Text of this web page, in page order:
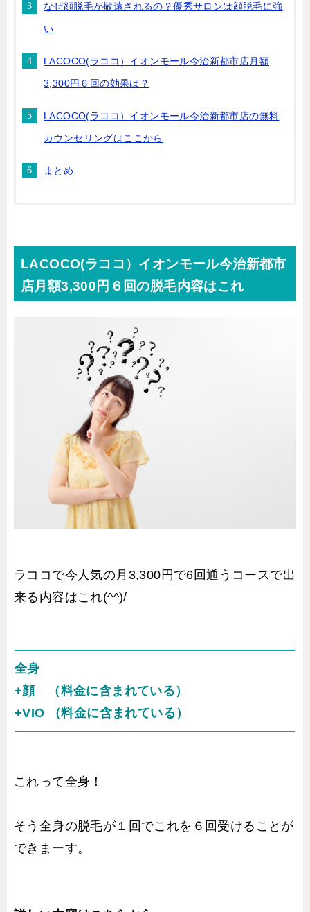
なぜ顔脱毛が敬遠されるの？優秀サロンは顔脱毛に強
い
LACOCO(ラココ）イオンモール今治新都市店月額
3,300円６回の効果は？
LACOCO(ラココ）イオンモール今治新都市店の無料
カウンセリングはここから
まとめ
LACOCO(ラココ）イオンモール今治新都市
店月額3,300円６回の脱毛内容はこれ
ラココで今人気の月3,300円で6回通うコースで出
来る内容はこれ(^^)/
全身
+顔 （料金に含まれている）
+VIO （料金に含まれている）
これって全身！
そう全身の脱毛が１回でこれを６回受けることが
できまーす。